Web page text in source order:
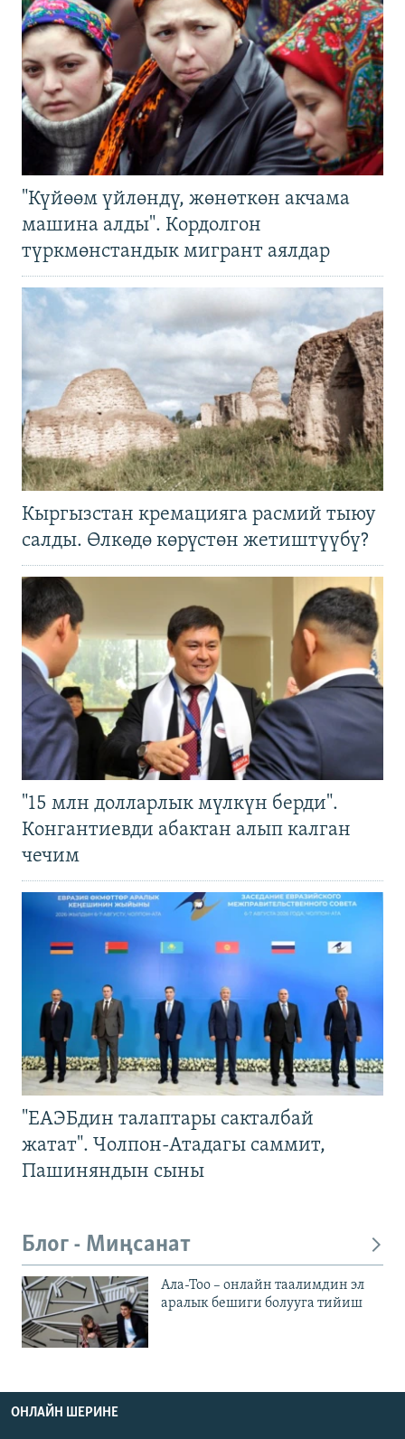
"Күйөөм үйлөндү, жөнөткөн акчама
машина алды". Кордолгон
түркмөнстандык мигрант аялдар
Кыргызстан кремацияга расмий тыюу
салды. Өлкөдө көрүстөн жетиштүүбү?
"15 млн долларлык мүлкүн берди".
Конгантиевди абактан алып калган
чечим
"ЕАЭБдин талаптары сакталбай
жатат". Чолпон-Атадагы саммит,
Пашиняндын сыны
Блог - Миңсанат
Ала-Тоо – онлайн таалимдин эл
аралык бешиги болууга тийиш
ОНЛАЙН ШЕРИНЕ